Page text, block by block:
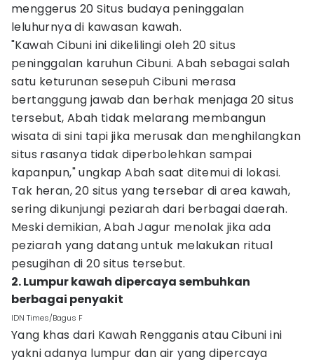
menggerus 20 Situs budaya peninggalan
leluhurnya di kawasan kawah.
"Kawah Cibuni ini dikelilingi oleh 20 situs
peninggalan karuhun Cibuni. Abah sebagai salah
satu keturunan sesepuh Cibuni merasa
bertanggung jawab dan berhak menjaga 20 situs
tersebut, Abah tidak melarang membangun
wisata di sini tapi jika merusak dan menghilangkan
situs rasanya tidak diperbolehkan sampai
kapanpun," ungkap Abah saat ditemui di lokasi.
Tak heran, 20 situs yang tersebar di area kawah,
sering dikunjungi peziarah dari berbagai daerah.
Meski demikian, Abah Jagur menolak jika ada
peziarah yang datang untuk melakukan ritual
pesugihan di 20 situs tersebut.
2. Lumpur kawah dipercaya sembuhkan
berbagai penyakit
IDN Times/Bagus F
Yang khas dari Kawah Rengganis atau Cibuni ini
yakni adanya lumpur dan air yang dipercaya